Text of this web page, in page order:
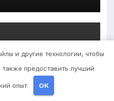
у мужчин
и другие технологии, чтобы
предоставить лучший
опыт. OK